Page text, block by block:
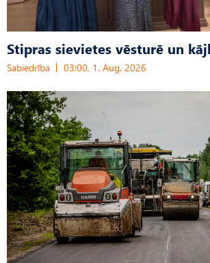
Stipras sievietes vēsturē un
Sabiedrība 03:00, 1. Aug, 2026